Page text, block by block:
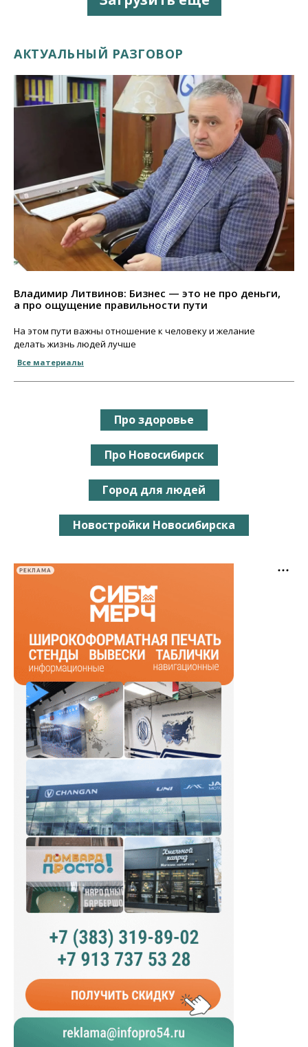
АКТУАЛЬНЫЙ РАЗГОВОР
Владимир Литвинов: Бизнес — это не про деньги,
а про ощущение правильности пути
На этом пути важны отношение к человеку и желание
делать жизнь людей лучше
Все материалы
Про здоровье
Про Новосибирск
Город для людей
Новостройки Новосибирска
РЕКЛАМА